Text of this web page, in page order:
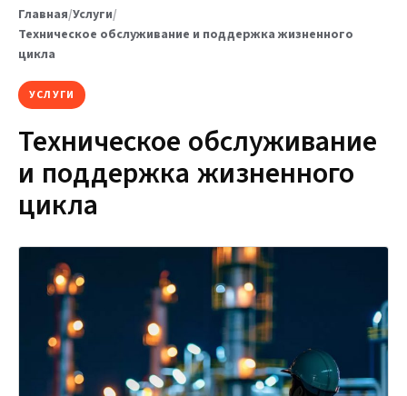
Главная/Услуги/
Техническое обслуживание и поддержка жизненного
цикла
УСЛУГИ
Техническое обслуживание
и поддержка жизненного
цикла